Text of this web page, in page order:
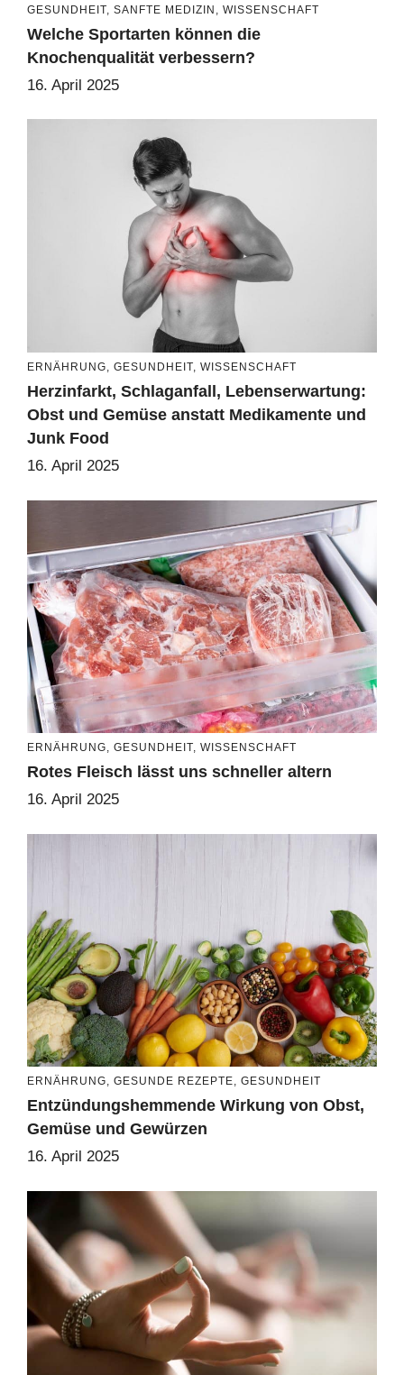
GESUNDHEIT, SANFTE MEDIZIN , WISSENSCHAFT
Welche Sportarten können die
Knochenqualität verbessern?
16. April 2025
ERNÄHRUNG, GESUNDHEIT, WISSENSCHAFT
Herzinfarkt, Schlaganfall, Lebenserwartung:
Obst und Gemüse anstatt Medikamente und
Junk Food
16. April 2025
ERNÄHRUNG, GESUNDHEIT, WISSENSCHAFT
Rotes Fleisch lässt uns schneller altern
16. April 2025
ERNÄHRUNG, GESUNDE REZEPTE, GESUNDHEIT
Entzündungshemmende Wirkung von Obst,
Gemüse und Gewürzen
16. April 2025